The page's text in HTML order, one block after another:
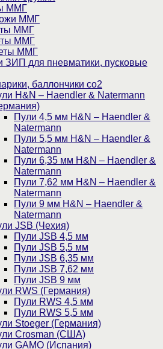
ММГ
ММГ
ММГ
ММГ
ММГ
ЗИП для пневматики, пусковые
баллончики со2
H&N – Haendler & Natermann
Пули 4,5 мм H&N – Haendler &
Natermann
Пули 5,5 мм H&N – Haendler &
Natermann
Пули 6,35 мм H&N – Haendler &
Natermann
Пули 7,62 мм H&N – Haendler &
Natermann
Пули 9 мм H&N – Haendler &
Natermann
JSB (Чехия)
Пули JSB 4,5 мм
Пули JSB 5,5 мм
Пули JSB 6,35 мм
Пули JSB 7,62 мм
Пули JSB 9 мм
RWS (Германия)
Пули RWS 4,5 мм
Пули RWS 5,5 мм
Stoeger (Германия)
Crosman (США)
GAMO (Испания)